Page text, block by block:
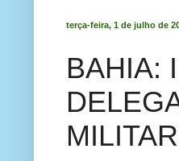
terça-feira, 1 de julho de
BAHIA: